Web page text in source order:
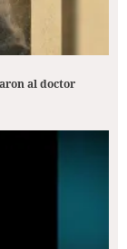
al doctor